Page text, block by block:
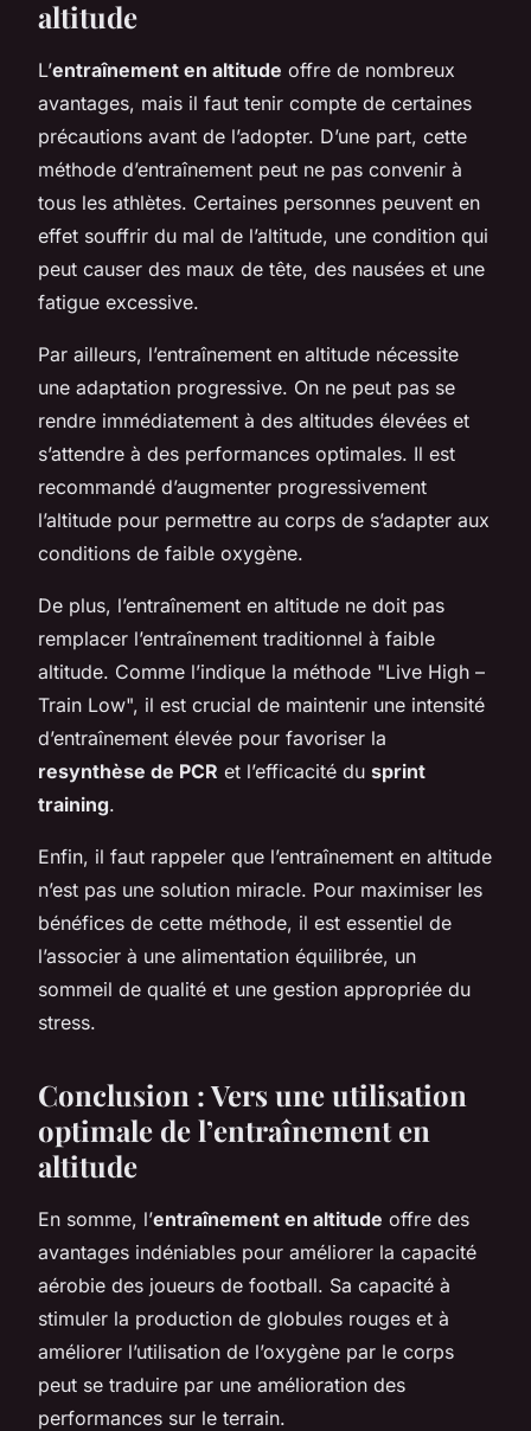
altitude
L’entraînement en altitude offre de nombreux
avantages, mais il faut tenir compte de certaines
précautions avant de l’adopter. D’une part, cette
méthode d’entraînement peut ne pas convenir à
tous les athlètes. Certaines personnes peuvent en
effet souffrir du mal de l’altitude, une condition qui
peut causer des maux de tête, des nausées et une
fatigue excessive.
Par ailleurs, l’entraînement en altitude nécessite
une adaptation progressive. On ne peut pas se
rendre immédiatement à des altitudes élevées et
s’attendre à des performances optimales. Il est
recommandé d’augmenter progressivement
l’altitude pour permettre au corps de s’adapter aux
conditions de faible oxygène.
De plus, l’entraînement en altitude ne doit pas
remplacer l’entraînement traditionnel à faible
altitude. Comme l’indique la méthode "Live High –
Train Low", il est crucial de maintenir une intensité
d’entraînement élevée pour favoriser la
resynthèse de PCR et l’efficacité du sprint
training.
Enfin, il faut rappeler que l’entraînement en altitude
n’est pas une solution miracle. Pour maximiser les
bénéfices de cette méthode, il est essentiel de
l’associer à une alimentation équilibrée, un
sommeil de qualité et une gestion appropriée du
stress.
Conclusion : Vers une utilisation
optimale de l’entraînement en
altitude
En somme, l’entraînement en altitude offre des
avantages indéniables pour améliorer la capacité
aérobie des joueurs de football. Sa capacité à
stimuler la production de globules rouges et à
améliorer l’utilisation de l’oxygène par le corps
peut se traduire par une amélioration des
performances sur le terrain.